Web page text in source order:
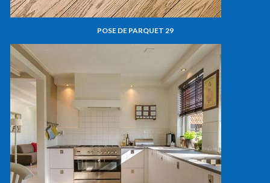
POSE DE PARQUET 29